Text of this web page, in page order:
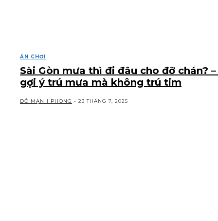
ĂN CHƠI
Sài Gòn mưa thì đi đâu cho đỡ chán? –
gợi ý trú mưa mà không trú tim
ĐỖ MẠNH PHONG - 23 THÁNG 7, 2025